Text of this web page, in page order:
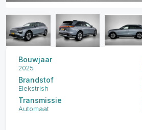
Bouwjaar
2025
Brandstof
Elekstrish
Transmissie
Automaat